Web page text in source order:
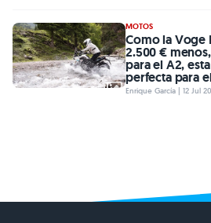
MOTOS
Como la Voge
2.500 €
para el A2,
perfecta para
Enrique García | 12 Jul